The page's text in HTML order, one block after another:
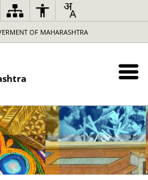
OF MAHARASHTRA